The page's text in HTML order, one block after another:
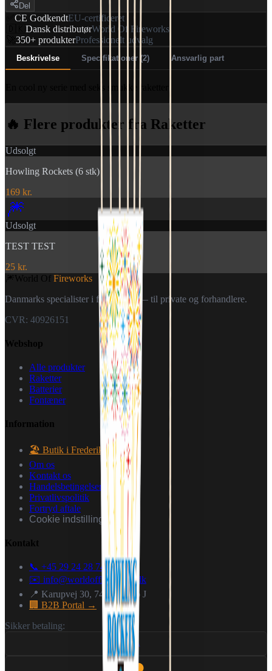
Del
CE GodkendtEU-certificeret
Dansk distributørWorld Of Fireworks
350+ produkterProfessionelt udvalg
Beskrivelse Specifikationer (2) Ansvarlig part
🔥 Flere produkter fra Raketter
Udsolgt
Howling Rockets (6 stk)
169 kr.
🎆
Udsolgt
TEST TEST
25 kr.
🎆World Of Fireworks
Danmarks specialister i fyrværkeri — til private og forhandlere.
CVR: 40926151
Webshop
Alle produkter
Raketter
Batterier
Fontæner
Information
🏖️ Butik i Frederiks
Om os
Kontakt os
Handelsbetingelser
Privatlivspolitik
Fortryd aftale
Cookie indstillinger
Kontakt
📞 +45 29 24 28 74
✉️ info@worldoffireworks.dk
📍 Karupvej 30, 7470 Karup J
🏢 B2B Portal →
Sikker betaling:
VISA